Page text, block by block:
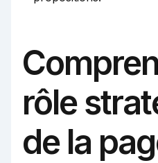
rôle
de la